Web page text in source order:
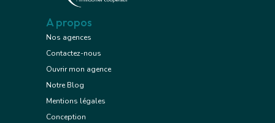
A propos
Nos agences
Contactez-nous
Ouvrir mon agence
Notre Blog
Mentions légales
Conception